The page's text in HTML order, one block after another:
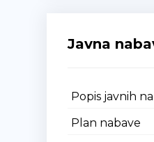
Javna
Popis javnih
Plan nabave